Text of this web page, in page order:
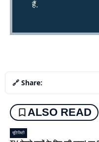
हैं.
🔗 Share:
ALSO READ
यूटिलिटी